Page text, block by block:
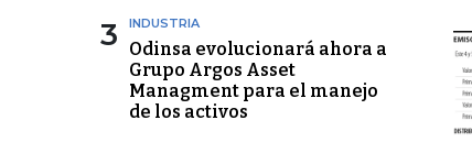
3 INDUSTRIA
Odinsa evolucionará ahora a
Grupo Argos Asset
Managment para el manejo
de los activos